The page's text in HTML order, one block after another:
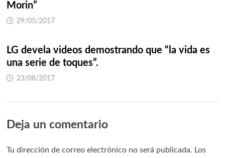
Morin”
29/05/2017
LG devela videos demostrando que “la vida es
una serie de toques”.
23/08/2017
Deja un comentario
Tu dirección de correo electrónico no será publicada. Los